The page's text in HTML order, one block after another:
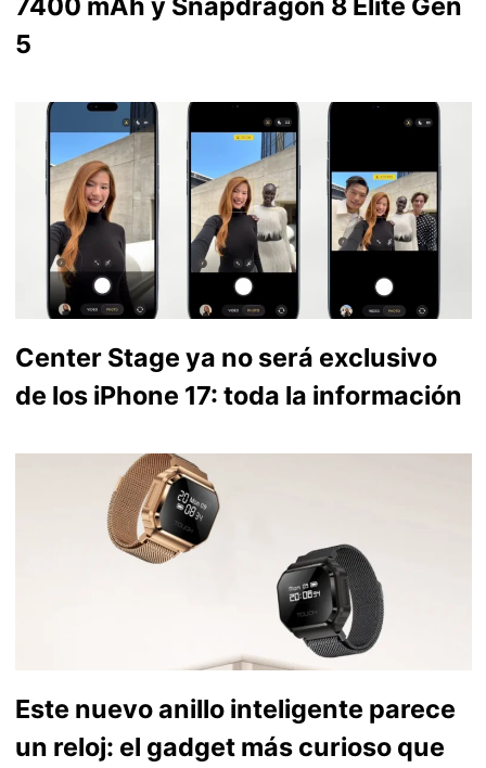
5
Center Stage ya no será exclusivo
de los iPhone 17: toda la información
Este nuevo anillo inteligente parece
un reloj: el gadget más curioso que